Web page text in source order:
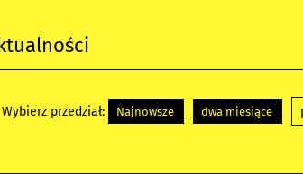
Wybierz przedział: Najnowsze dwa miesiące